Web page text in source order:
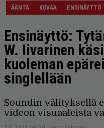
ÄÄNTÄ KUVAA ENSINÄYTTÖ
Ensinäyttö:
W. Iivarinen
kuoleman
singlellään
Soundin välityksellä
videon visuaaleista